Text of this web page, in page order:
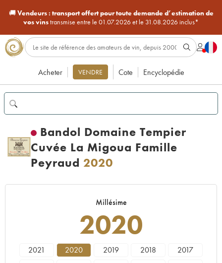
🚚Vendeurs : transport offert pour toute demande d’estimation de
vos vinstransmise entre le 01.07.2026 et le 31.08.2026 inclus*
Acheter VENDRE Cote Encyclopédie
Bandol Domaine Tempier
Cuvée La Migoua Famille
Peyraud 2020
Millésime
2020
2021 2020 2019 2018
2017